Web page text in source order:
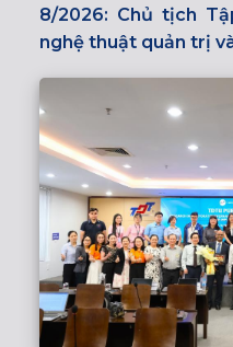
8/2026: Chủ tịch
nghệ thuật quản trị